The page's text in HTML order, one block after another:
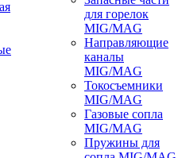
для горелок
MIG/MAG
Направляющие
каналы
MIG/MAG
Токосъемники
MIG/MAG
Газовые сопла
MIG/MAG
Пружины для